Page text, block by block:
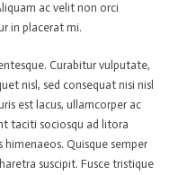
ac velit non orci
in placerat mi.
Curabitur vulputate,
nisl, sed consequat nisi nisl
est lacus, ullamcorper ac
taciti sociosqu ad litora
Quisque semper
suscipit. Fusce tristique